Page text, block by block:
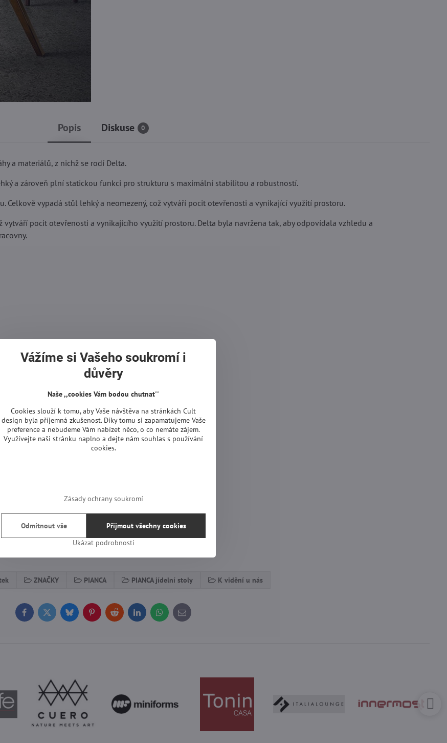
Popis Diskuse 0
a materiálů, z nichž se rodí Delta.
a zároveň plní statickou funkci pro strukturu s maximální stabilitou a robustností.
vypadá stůl lehký a neomezený, což vytváří pocit otevřenosti a vynikající využití prostoru.
vytváří pocit otevřenosti a vynikajícího využití prostoru. Delta byla navržena tak, aby odpovídala vzhledu a
ZNAČKY PIANCA PIANCA jídelní stoly K vidění u nás
FacebookTwitterBlueskyPinterestRedditLinkedInWhatsApp
E-
mail
Vážíme si Vašeho soukromí i
důvěry
Naše ,,cookies Vám bodou chutnat''
Cookies slouží k tomu, aby Vaše návštěva na stránkách Cult
design byla příjemná zkušenost. Díky tomu si zapamatujeme Vaše
preference a nebudeme Vám nabízet něco, o co nemáte zájem.
Využívejte naši stránku naplno a dejte nám souhlas s používání
cookies.
Zásady ochrany soukromí
Ukázat podrobnosti
Přijmout všechny cookies
Odmítnout vše